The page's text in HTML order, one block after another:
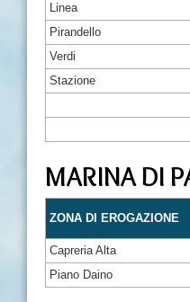
Linea
Pirandello
Verdi
Stazione
MARINA DI
ZONA DI EROGAZIONE
Capreria Alta
Piano Daino